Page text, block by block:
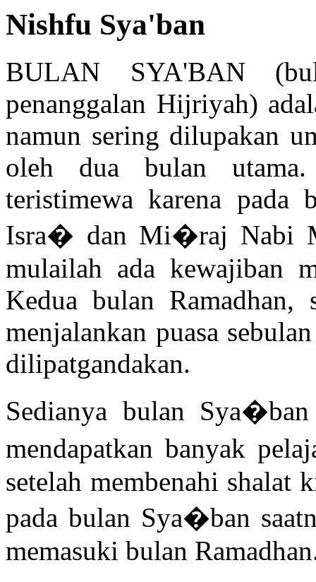
Nishfu Sya'ban
BULAN SYA'BAN
penanggalan Hijriyah)
namun sering dilupakan
oleh dua bulan
teristimewa karena pada
Isra� dan Mi�raj Nabi
mulailah ada kewajiban
Kedua bulan
menjalankan puasa
dilipatgandakan.
Sedianya bulan
mendapatkan banyak
setelah membenahi shalat
pada bulan Sya�ban
memasuki bulan